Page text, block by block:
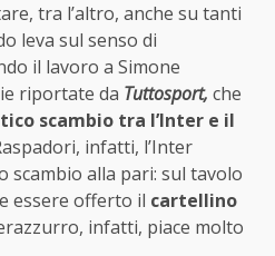
tra l’altro, anche su tanti
leva sul senso di
il lavoro a Simone
riportate da Tuttosport, che
scambio tra l’Inter e il
infatti, l’Inter
alla pari: sul tavolo
essere offerto il cartellino
infatti, piace molto